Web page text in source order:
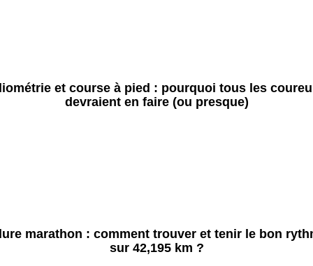
et course à pied : pourquoi tous les
devraient en faire (ou presque)
marathon : comment trouver et tenir le bon
sur 42,195 km ?